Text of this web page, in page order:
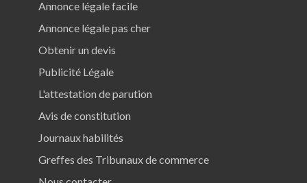
Annonce légale facile
Annonce légale pas cher
Obtenir un devis
Publicité Légale
L'attestation de parution
Avis de constitution
Journaux habilités
Greffes des Tribunaux de commerce